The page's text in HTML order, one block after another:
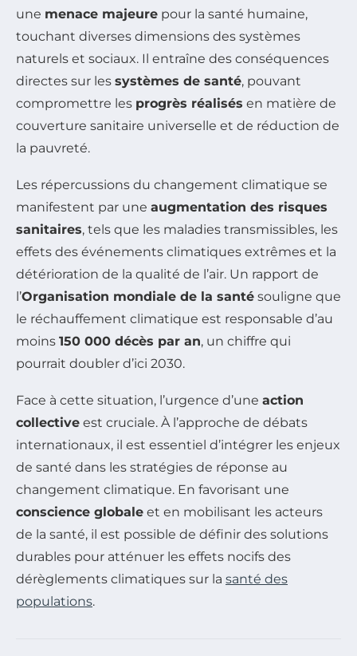
une menace majeure pour la santé humaine,
touchant diverses dimensions des systèmes
naturels et sociaux. Il entraîne des conséquences
directes sur les systèmes de santé, pouvant
compromettre les progrès réalisés en matière de
couverture sanitaire universelle et de réduction de
la pauvreté.
Les répercussions du changement climatique se
manifestent par une augmentation des risques
sanitaires, tels que les maladies transmissibles, les
effets des événements climatiques extrêmes et la
détérioration de la qualité de l’air. Un rapport de
l’Organisation mondiale de la santé souligne que
le réchauffement climatique est responsable d’au
moins 150 000 décès par an, un chiffre qui
pourrait doubler d’ici 2030.
Face à cette situation, l’urgence d’une action
collective est cruciale. À l’approche de débats
internationaux, il est essentiel d’intégrer les enjeux
de santé dans les stratégies de réponse au
changement climatique. En favorisant une
conscience globale et en mobilisant les acteurs
de la santé, il est possible de définir des solutions
durables pour atténuer les effets nocifs des
dérèglements climatiques sur la santé des
populations.